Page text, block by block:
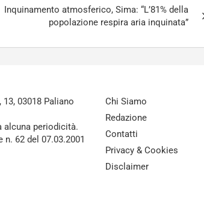
Inquinamento atmosferico, Sima: “L’81% della
popolazione respira aria inquinata”
03018 Paliano
alcuna periodicità.
62 del 07.03.2001
Chi Siamo
Redazione
Contatti
Privacy & Cookies
Disclaimer